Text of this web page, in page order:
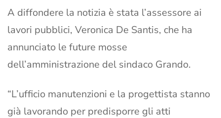
A diffondere la notizia è stata l’assessore ai
lavori pubblici, Veronica De Santis, che ha
annunciato le future mosse
dell’amministrazione del sindaco Grando.
“L’ufficio manutenzioni e la progettista stanno
già lavorando per predisporre gli atti